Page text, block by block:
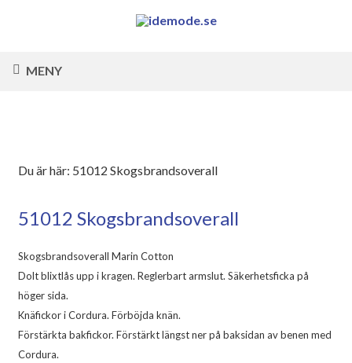
MENY
Du är här: 51012 Skogsbrandsoverall
51012 Skogsbrandsoverall
Skogsbrandsoverall Marin Cotton
Dolt blixtlås upp i kragen. Reglerbart armslut. Säkerhetsficka på
höger sida.
Knäfickor i Cordura. Förböjda knän.
Förstärkta bakfickor. Förstärkt längst ner på baksidan av benen med
Cordura.